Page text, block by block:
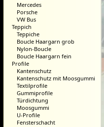
Mercedes
Porsche
VW Bus
Teppich
Teppiche
Boucle Haargarn grob
Nylon-Boucle
Boucle Haargarn fein
Profile
Kantenschutz
Kantenschutz mit Moosgummi
Textilprofile
Gummiprofile
Türdichtung
Moosgummi
U-Profile
Fensterschacht